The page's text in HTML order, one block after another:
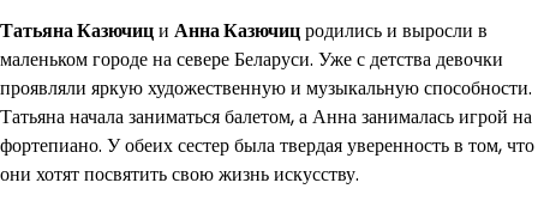
Татьяна Казючици Анна Казючицродились и выросли в
маленьком городе на севере Беларуси. Уже с детства девочки
проявляли яркую художественную и музыкальную способности.
Татьяна начала заниматься балетом, а Анна занималась игрой на
фортепиано. У обеих сестер была твердая уверенность в том, что
они хотят посвятить свою жизнь искусству.